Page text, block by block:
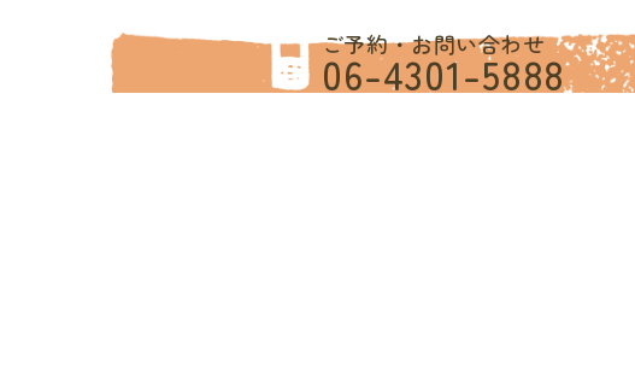
ご予約・お問い合わせ
06-4301-5888